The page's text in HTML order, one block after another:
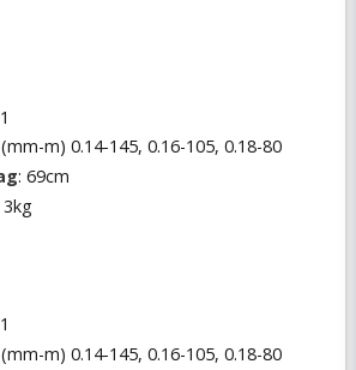
m) 0.14-145, 0.16-105, 0.18-80
: 69cm
3kg
m) 0.14-145, 0.16-105, 0.18-80